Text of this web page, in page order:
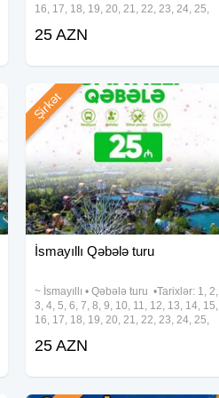
16, 17, 18, 19, 20, 21, 22, 23, 24, 25,
•Ekonom paket: 25 azn •Standart
25 AZN
İsmayıllı Qəbələ turu
~ İsmayıllı • Qəbələ turu •Tarixlər: 1, 2,
3, 4, 5, 6, 7, 8, 9, 10, 11, 12, 13, 14, 15,
16, 17, 18, 19, 20, 21, 22, 23, 24, 25,
• Ekonom paket – 25 azn • Standart
Şirkət
25 AZN